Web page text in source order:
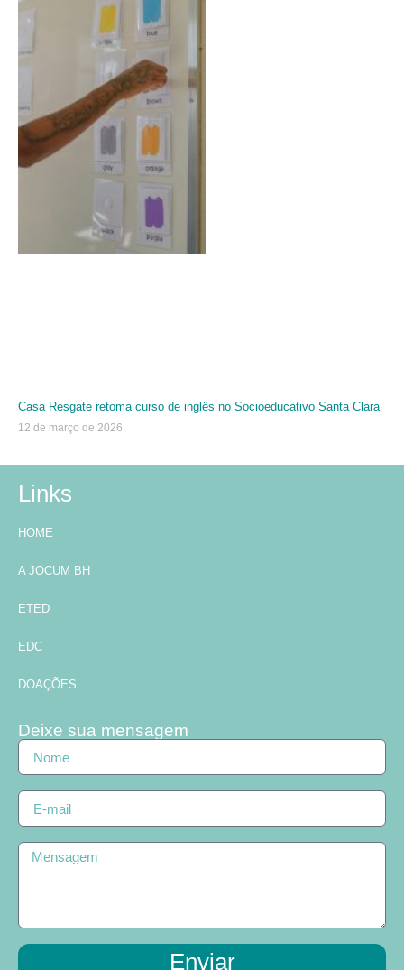
Casa Resgate retoma curso de inglês no Socioeducativo Santa Clara
12 de março de 2026
Links
HOME
A JOCUM BH
ETED
EDC
DOAÇÕES
Deixe sua mensagem
Enviar